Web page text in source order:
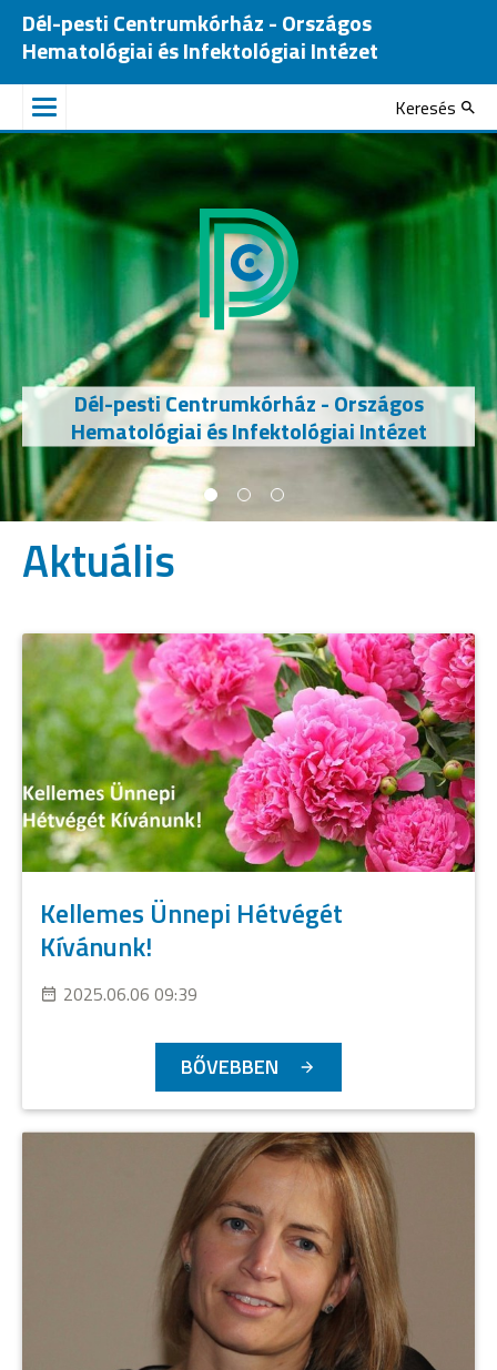
Dél-pesti Centrumkórház - Országos
Hematológiai és Infektológiai Intézet
Keresés
Dél-pesti Centrumkórház - Országos
Hematológiai és Infektológiai Intézet
Aktuális
Kellemes Ünnepi Hétvégét
Kívánunk!
2025.06.06 09:39
BŐVEBBEN